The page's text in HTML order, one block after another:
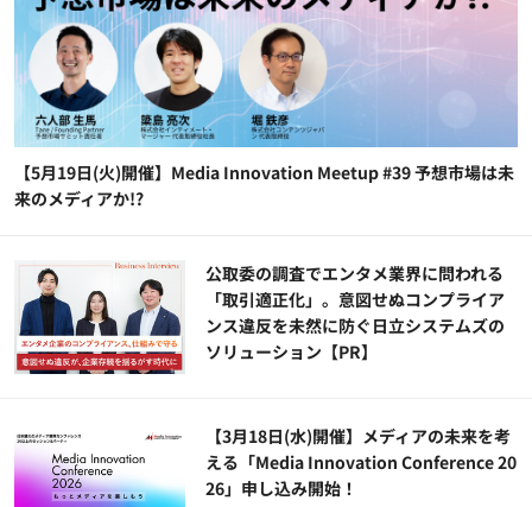
【5月19日(火)開催】Media Innovation Meetup #39 予想市場は未
来のメディアか!?
公​​取委の調査でエンタメ業界に問われる
「取引適正化」。意図せぬコンプライア
ンス違反を未然に防ぐ日立システムズの
ソリューション​【PR】
【3月18日(水)開催】メディアの未来を考
える「Media Innovation Conference 20
26」申し込み開始！